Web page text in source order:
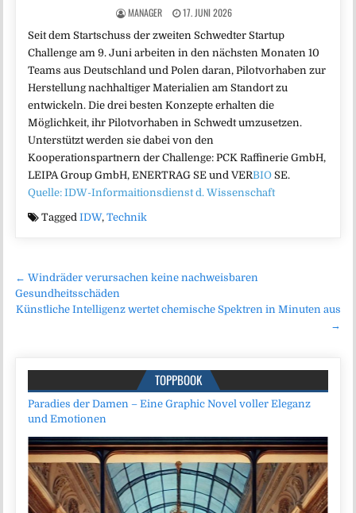
MANAGER 17. JUNI 2026
Seit dem Startschuss der zweiten Schwedter Startup
Challenge am 9. Juni arbeiten in den nächsten Monaten 10
Teams aus Deutschland und Polen daran, Pilotvorhaben zur
Herstellung nachhaltiger Materialien am Standort zu
entwickeln. Die drei besten Konzepte erhalten die
Möglichkeit, ihr Pilotvorhaben in Schwedt umzusetzen.
Unterstützt werden sie dabei von den
Kooperationspartnern der Challenge: PCK Raffinerie GmbH,
LEIPA Group GmbH, ENERTRAG SE und VERBIO SE.
Quelle: IDW-Informaitionsdienst d. Wissenschaft
TaggedIDW,Technik
Beitragsnavigation
← Windräder verursachen keine nachweisbaren
Gesundheitsschäden
Künstliche Intelligenz wertet chemische Spektren in Minuten aus
→
TOPPBOOK
Paradies der Damen – Eine Graphic Novel voller Eleganz
und Emotionen